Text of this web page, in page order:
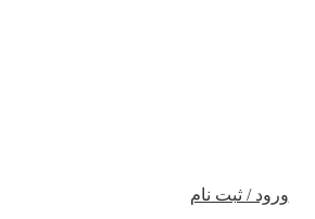
ورود / ثبت نام